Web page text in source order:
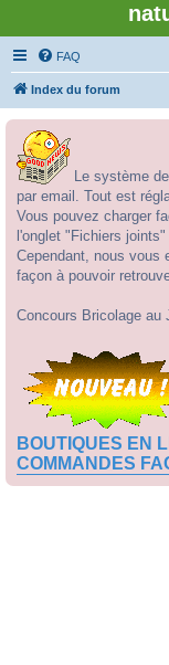
FAQ
Index du forum
Le système
par email. Tout est
Vous pouvez charger
l'onglet "Fichiers
Cependant, nous vous
façon à pouvoir
Concours Bricolage au
BOUTIQUES EN
COMMANDES